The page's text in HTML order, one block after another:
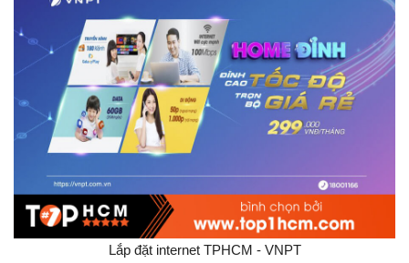
Lắp đặt internet TPHCM - VNPT